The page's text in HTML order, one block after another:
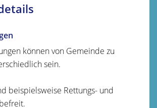
können von Gemeinde zu
sein.
beispielsweise Rettungs- und